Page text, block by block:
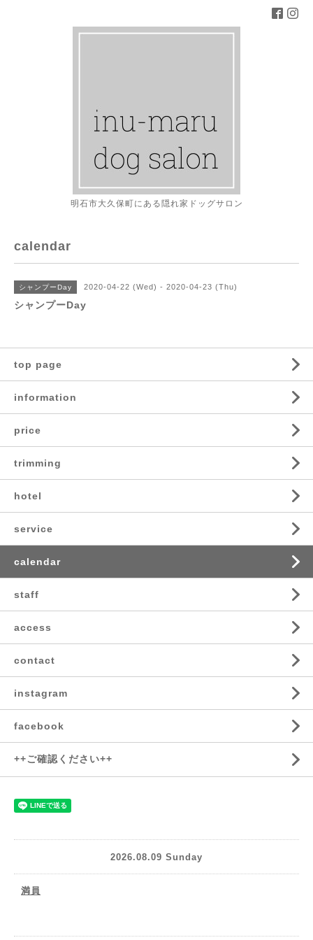
明石市大久保町にある隠れ家ドッグサロン
calendar
シャンプーDay 2020-04-22 (Wed) - 2020-04-23 (Thu)
シャンプーDay
top page
information
price
trimming
hotel
service
calendar
staff
access
contact
instagram
facebook
++ご確認ください++
2026.08.09 Sunday
満員